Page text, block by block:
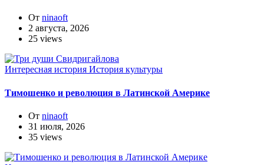
От ninaoft
2 августа, 2026
25 views
Интересная история История культуры
Тимошенко и революция в Латинской Америке
От ninaoft
31 июля, 2026
35 views